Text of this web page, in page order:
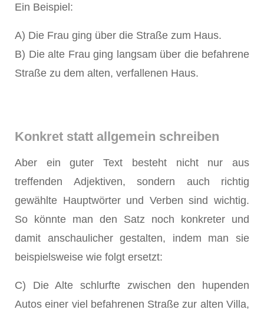
Ein Beispiel:
A) Die Frau ging über die Straße zum Haus.
B) Die alte Frau ging langsam über die befahrene
Straße zu dem alten, verfallenen Haus.
Konkret statt allgemein schreiben
Aber ein guter Text besteht nicht nur aus
treffenden Adjektiven, sondern auch richtig
gewählte Hauptwörter und Verben sind wichtig.
So könnte man den Satz noch konkreter und
damit anschaulicher gestalten, indem man sie
beispielsweise wie folgt ersetzt:
C) Die Alte schlurfte zwischen den hupenden
Autos einer viel befahrenen Straße zur alten Villa,